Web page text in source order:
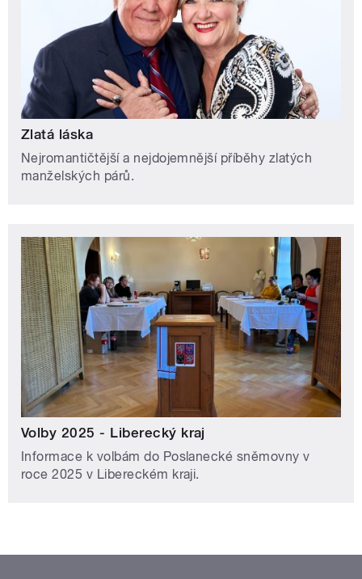
Zlatá láska
Nejromantičtější a nejdojemnější příběhy zlatých
manželských párů.
Volby 2025 - Liberecký kraj
Informace k volbám do Poslanecké sněmovny v
roce 2025 v Libereckém kraji.